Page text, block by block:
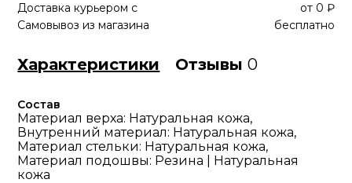
Доставка курьером с от 0 ₽
Самовывоз из магазина
бесплатно
Характеристики Отзывы0
Состав
Материал верха: Натуральная кожа,
Внутренний материал: Натуральная кожа,
Материал стельки: Натуральная кожа,
Материал подошвы: Резина | Натуральная
кожа